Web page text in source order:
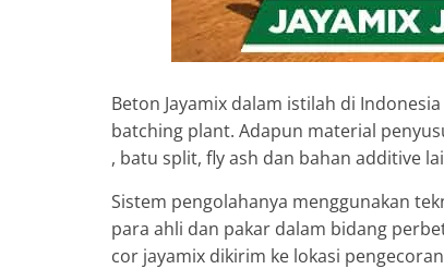
Beton Jayamix dalam istilah di
batching plant. Adapun material
, batu split, fly ash dan bahan additive
Sistem pengolahanya menggunakan
para ahli dan pakar dalam bidang
cor jayamix dikirim ke lokasi